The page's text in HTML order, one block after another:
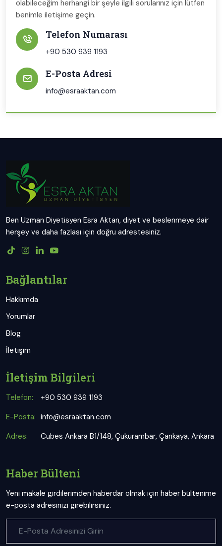
olabileceğim herhangi bir şeyle ilgili sorularınız için lütfen
benimle iletişime geçin.
Telefon Numarası
+90 530 939 1193
E-Posta Adresi
info@esraaktan.com
Ben Uzman Diyetisyen Esra Aktan, diyet ve beslenmeye dair
herşey ve daha fazlası için doğru adrestesiniz.
Bağlantılar
Hakkımda
Yorumlar
Blog
İletişim
İletişim Bilgileri
Telefon:
+90 530 939 1193
E-Posta: info@esraaktan.com
Adres:
Cubes Ankara B1/148, Çukurambar, Çankaya, Ankara
Haber Bülteni
Yeni makale girdilerimden haberdar olmak için haber bültenime
e-posta adresinizi girebilirsiniz.